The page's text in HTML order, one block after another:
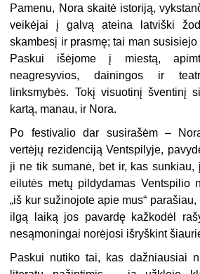
Pamenu, Nora skaitė istoriją,
veikėjai į galvą ateina latviški
skambesį ir prasmę; tai man
Paskui išėjome į miestą,
neagresyvios, dainingos ir
linksmybės. Tokį visuotinį šventinį
kartą, manau, ir Nora.
Po festivalio dar susirašėm ­–
vertėjų rezidenciją Ventspilyje,
ji ne tik sumanė, bet ir, kas sunkiau,
eilutės metų pildydamas Ventspilio
„iš kur sužinojote apie mus“
ilgą laiką jos pavardę kažkodėl
nesąmoningai norėjosi išryškint
Paskui nutiko tai, kas dažniausiai